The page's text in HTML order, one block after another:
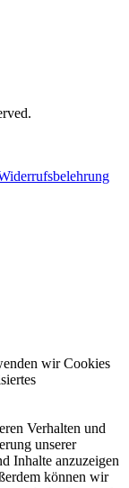
wir Cookies
Verhalten und
unserer
Inhalte anzuzeigen
können wir